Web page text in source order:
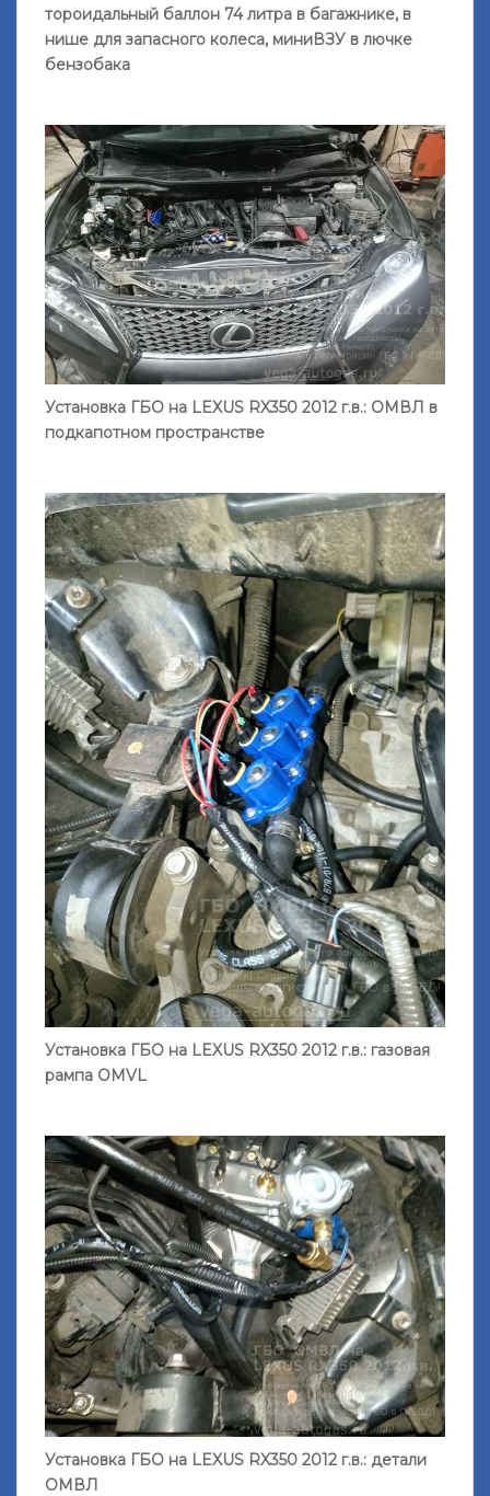
тороидальный баллон 74 литра в багажнике, в
нише для запасного колеса, миниВЗУ в лючке
бензобака
Установка ГБО на LEXUS RX350 2012 г.в.: ОМВЛ в
подкапотном пространстве
Установка ГБО на LEXUS RX350 2012 г.в.: газовая
рампа OMVL
Установка ГБО на LEXUS RX350 2012 г.в.: детали
ОМВЛ